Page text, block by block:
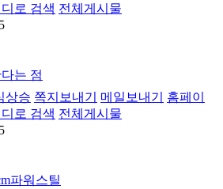
로 검색 전체게시물
는 점
상승 쪽지보내기 메일보내기
홈페이
로 검색 전체게시물
파워스틸